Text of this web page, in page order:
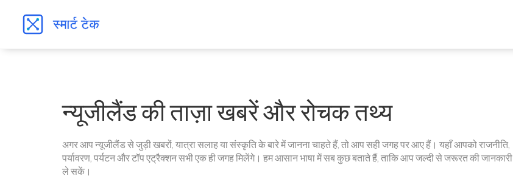
न्यूजीलैंड की ताज़ा खबरें और रोचक तथ्य
अगर आप न्यूजीलैंड से जुड़ी खबरों, यात्रा सलाह या संस्कृति के बारे में जानना चाहते हैं, तो आप सही जगह पर आए हैं। यहाँ आपको राजनीति,
पर्यावरण, पर्यटन और टॉप एट्रैक्शन सभी एक ही जगह मिलेंगे। हम आसान भाषा में सब कुछ बताते हैं, ताकि आप जल्दी से जरूरत की जानकारी
ले सकें।